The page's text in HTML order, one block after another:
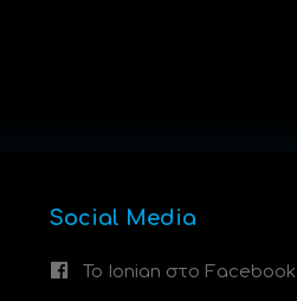
Social Media
Το Ionian στο Facebook